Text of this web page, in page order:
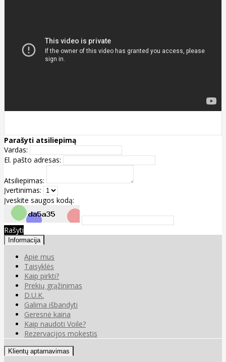
Parašyti atsiliepimą
Vardas:
El. pašto adresas:
Atsiliepimas:
Įvertinimas:
Įveskite saugos kodą:
Rašyti
Informacija
Apie mus
Taisyklės
Kaip pirkti?
Prekių grąžinimas
D.U.K.
Galima išbandyti
Geresnė kaina
Kaip naudoti Voile?
Rezervacijos mokestis
Klientų aptarnavimas